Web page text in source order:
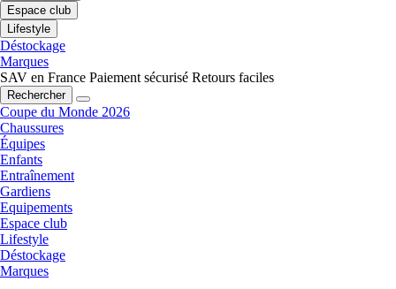
Espace club
Lifestyle
Déstockage
Marques
SAV en France Paiement sécurisé Retours faciles
Rechercher
Coupe du Monde 2026
Chaussures
Équipes
Enfants
Entraînement
Gardiens
Equipements
Espace club
Lifestyle
Déstockage
Marques